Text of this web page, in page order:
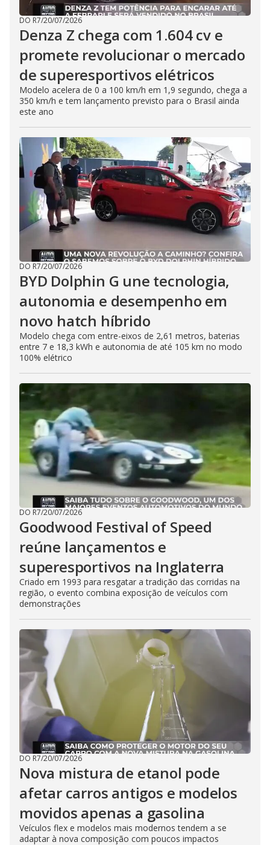
DO R7/20/07/2026
Denza Z chega com 1.604 cv e
promete revolucionar o mercado
de superesportivos elétricos
Modelo acelera de 0 a 100 km/h em 1,9 segundo, chega a
350 km/h e tem lançamento previsto para o Brasil ainda
este ano
DO R7/20/07/2026
BYD Dolphin G une tecnologia,
autonomia e desempenho em
novo hatch híbrido
Modelo chega com entre-eixos de 2,61 metros, baterias
entre 7 e 18,3 kWh e autonomia de até 105 km no modo
100% elétrico
DO R7/20/07/2026
Goodwood Festival of Speed
reúne lançamentos e
superesportivos na Inglaterra
Criado em 1993 para resgatar a tradição das corridas na
região, o evento combina exposição de veículos com
demonstrações
DO R7/20/07/2026
Nova mistura de etanol pode
afetar carros antigos e modelos
movidos apenas a gasolina
Veículos flex e modelos mais modernos tendem a se
adaptar à nova composição com poucos impactos